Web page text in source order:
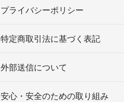
プライバシーポリシー
特定商取引法に基づく表記
外部送信について
安心・安全のための取り組み